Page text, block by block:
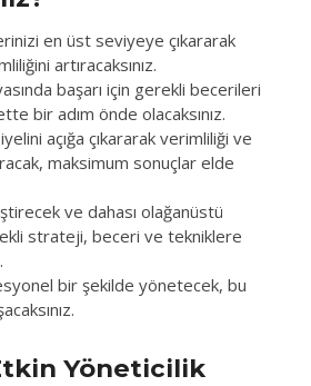
en üst seviyeye çıkararak
artıracaksınız.
başarı için gerekli becerileri
bir adım önde olacaksınız.
açığa çıkararak verimliliği ve
maksimum sonuçlar elde
ve dahası olağanüstü
strateji, beceri ve tekniklere
bir şekilde yönetecek, bu
Yöneticilik